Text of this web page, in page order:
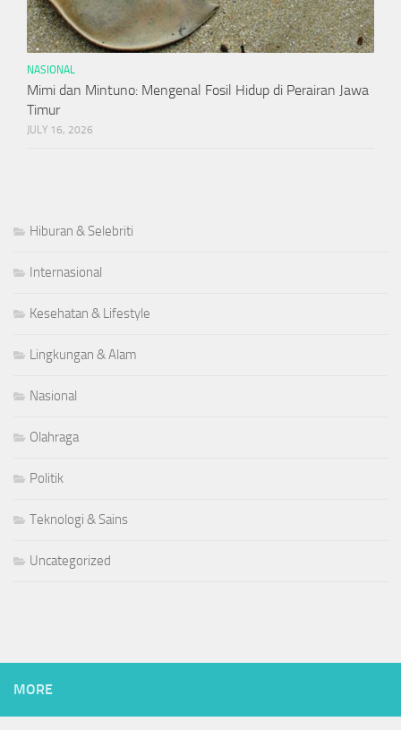
NASIONAL
Mimi dan Mintuno: Mengenal Fosil Hidup di Perairan Jawa
Timur
JULY 16, 2026
Hiburan & Selebriti
Internasional
Kesehatan & Lifestyle
Lingkungan & Alam
Nasional
Olahraga
Politik
Teknologi & Sains
Uncategorized
MORE